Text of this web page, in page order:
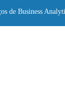
de Business